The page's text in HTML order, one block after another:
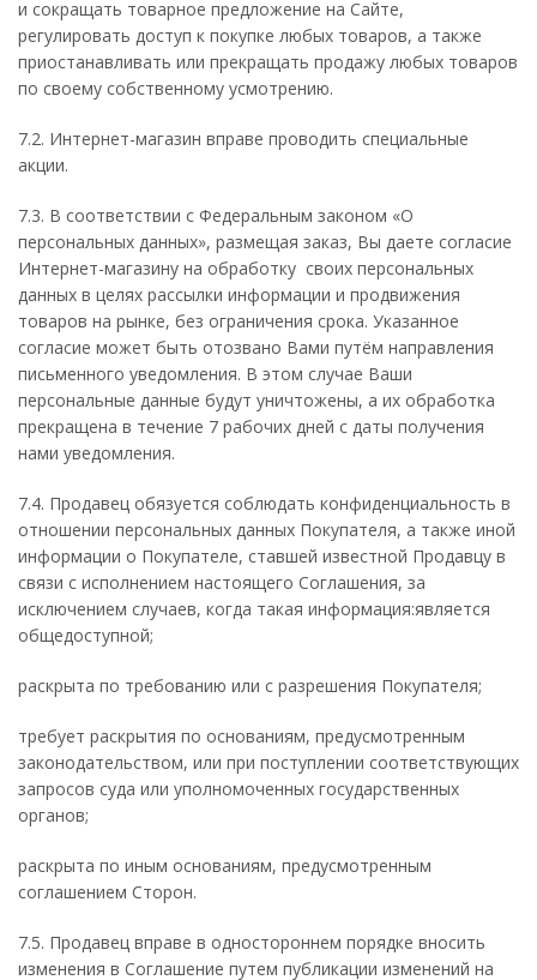
и сокращать товарное предложение на Сайте,
регулировать доступ к покупке любых товаров, а также
приостанавливать или прекращать продажу любых товаров
по своему собственному усмотрению.
7.2. Интернет-магазин вправе проводить специальные
акции.
7.3. В соответствии с Федеральным законом «О
персональных данных», размещая заказ, Вы даете согласие
Интернет-магазину на обработку своих персональных
данных в целях рассылки информации и продвижения
товаров на рынке, без ограничения срока. Указанное
согласие может быть отозвано Вами путём направления
письменного уведомления. В этом случае Ваши
персональные данные будут уничтожены, а их обработка
прекращена в течение 7 рабочих дней с даты получения
нами уведомления.
7.4. Продавец обязуется соблюдать конфиденциальность в
отношении персональных данных Покупателя, а также иной
информации о Покупателе, ставшей известной Продавцу в
связи с исполнением настоящего Соглашения, за
исключением случаев, когда такая информация:является
общедоступной;
раскрыта по требованию или с разрешения Покупателя;
требует раскрытия по основаниям, предусмотренным
законодательством, или при поступлении соответствующих
запросов суда или уполномоченных государственных
органов;
раскрыта по иным основаниям, предусмотренным
соглашением Сторон.
7.5. Продавец вправе в одностороннем порядке вносить
изменения в Соглашение путем публикации изменений на